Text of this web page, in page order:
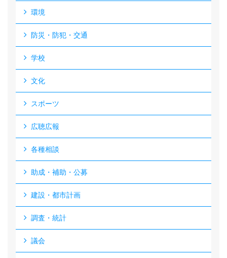
環境
防災・防犯・交通
学校
文化
スポーツ
広聴広報
各種相談
助成・補助・公募
建設・都市計画
調査・統計
議会